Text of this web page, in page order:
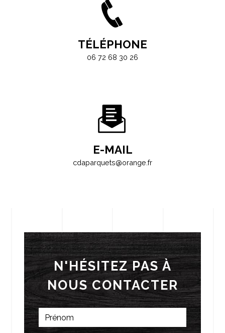
TÉLÉPHONE
06 72 68 30 26
E-MAIL
cdaparquets@orange.fr
N'HÉSITEZ PAS À
NOUS CONTACTER